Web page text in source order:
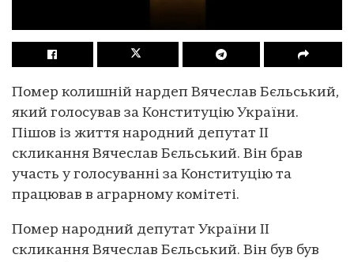
Помер колишній нардеп Вячеслав Бєльський,
який голосував за Конституцію України.
Пішов із життя народний депутат II
скликання Вячеслав Бєльський. Він брав
участь у голосуванні за Конституцію та
працював в аграрному комітеті.
Помер народний депутат України II
скликання Вячеслав Бєльський. Він був був